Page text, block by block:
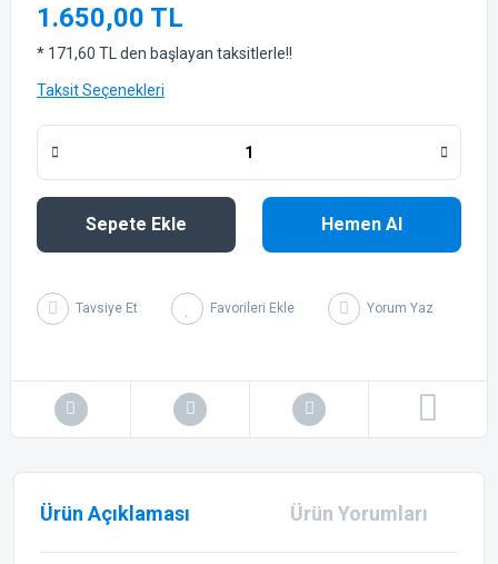
1.650,00 TL
* 171,60 TL den başlayan taksitlerle!!
Taksit Seçenekleri
Sepete Ekle Hemen Al
Tavsiye Et Yorum Yaz
Ürün Açıklaması Ürün Yorumları